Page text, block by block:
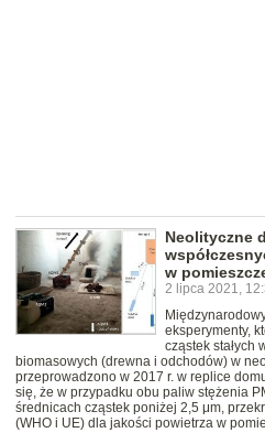
Neolityczne
w
2 lipca 2021,
eksperymenty,
cząstek stałych
biomasowych (drewna i odchodów) w
przeprowadzono w 2017 r. w replice
się, że w przypadku obu paliw stężenia
średnicach cząstek poniżej 2,5 μm,
(WHO i UE) dla jakości powietrza w